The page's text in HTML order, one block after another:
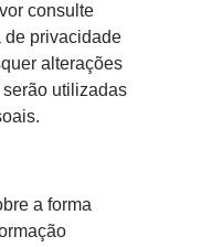
consulte
de privacidade
alterações
utilizadas
a forma